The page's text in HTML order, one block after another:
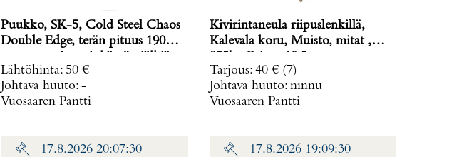
Puukko, SK-5, Cold Steel Chaos
Double Edge, terän pituus 190
Lähtöhinta: 50 €
Johtava huuto: -
Vuosaaren Pantti
Kivirintaneula riipuslenkillä,
Kalevala koru, Muisto, mitat ,
Tarjous: 40 € (7)
Johtava huuto: ninnu
Vuosaaren Pantti
17.8.2026 20:07:30 17.8.2026 19:09:30